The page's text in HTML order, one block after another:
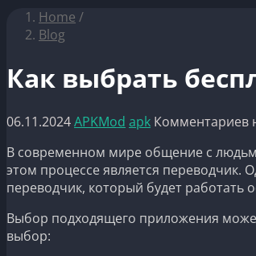
Home /
Blog
Как выбрать
06.11.2024APKMod apk Комментариев
В современном мире общение с
этом процессе является переводчик.
переводчик, который будет работать
Выбор подходящего приложения
выбор: